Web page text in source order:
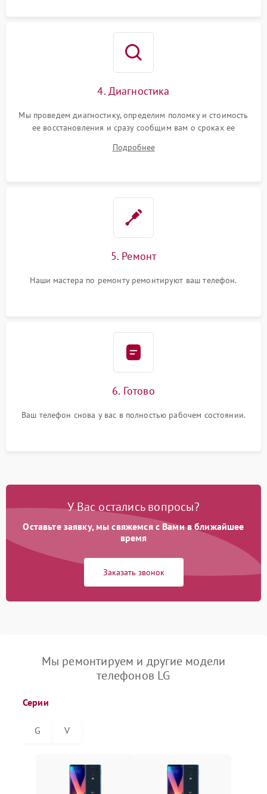
4. Диагностика
Мы проведем диагностику, определим поломку и стоимость
ее восстановления и сразу сообщим вам о сроках ее
Подробнее
5. Ремонт
Наши мастера по ремонту ремонтируют ваш телефон.
6. Готово
Ваш телефон снова у вас в полностью рабочем состоянии.
У Вас остались вопросы?
Оставьте заявку, мы свяжемся с Вами в ближайшее
время
Заказать звонок
Мы ремонтируем и другие модели
телефонов LG
Серии
G V